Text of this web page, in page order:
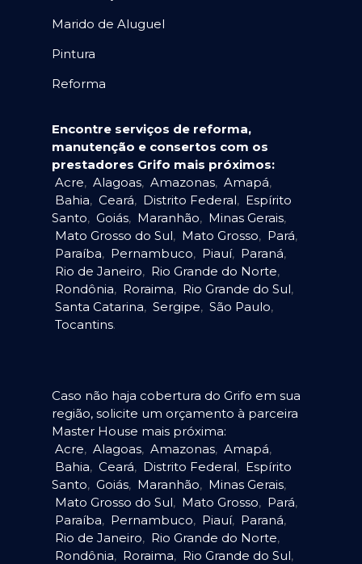
Marido de Aluguel
Pintura
Reforma
Encontre serviços de reforma,
manutenção e consertos com os
prestadores Grifo mais próximos:
Acre, Alagoas, Amazonas, Amapá,
Bahia, Ceará, Distrito Federal, Espírito
Santo, Goiás, Maranhão, Minas Gerais,
Mato Grosso do Sul, Mato Grosso, Pará,
Paraíba, Pernambuco, Piauí, Paraná,
Rio de Janeiro, Rio Grande do Norte,
Rondônia, Roraima, Rio Grande do Sul,
Santa Catarina, Sergipe, São Paulo,
Tocantins.
Caso não haja cobertura do Grifo em sua
região, solicite um orçamento à parceira
Master House mais próxima:
Acre, Alagoas, Amazonas, Amapá,
Bahia, Ceará, Distrito Federal, Espírito
Santo, Goiás, Maranhão, Minas Gerais,
Mato Grosso do Sul, Mato Grosso, Pará,
Paraíba, Pernambuco, Piauí, Paraná,
Rio de Janeiro, Rio Grande do Norte,
Rondônia, Roraima, Rio Grande do Sul,